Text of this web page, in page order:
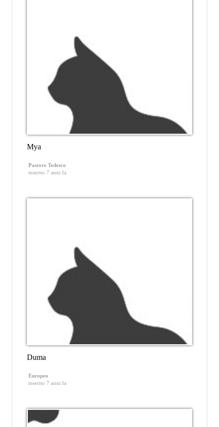
Mya
Pastore Tedesco
inserito 7 anni fa
Duma
Europeo
inserito 7 anni fa